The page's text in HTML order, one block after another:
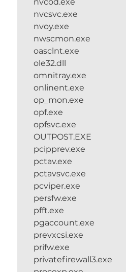
nvcsvc.exe
nvoy.exe
nwscmon.exe
oasclnt.exe
ole32.dll
omnitray.exe
onlinent.exe
op_mon.exe
opf.exe
opfsvc.exe
OUTPOST.EXE
pcipprev.exe
pctav.exe
pctavsvc.exe
pcviper.exe
persfw.exe
pfft.exe
pgaccount.exe
prevxcsi.exe
prifw.exe
privatefirewall3.exe